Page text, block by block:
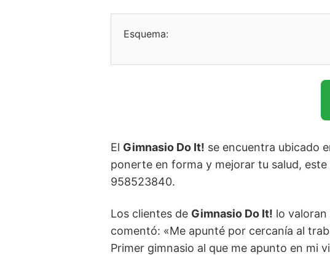
Esquema:
El Gimnasio Do It! se encuentra ubicado
ponerte en forma y mejorar tu salud,
958523840.
Los clientes de Gimnasio Do It! lo valoran
comentó: «Me apunté por cercanía al
Primer gimnasio al que me apunto en mi